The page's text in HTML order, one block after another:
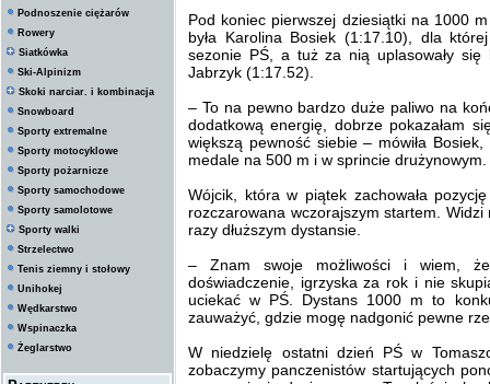
Podnoszenie ciężarów
Rowery
Siatkówka
Ski-Alpinizm
Skoki narciar. i kombinacja
Snowboard
Sporty extremalne
Sporty motocyklowe
Sporty pożarnicze
Sporty samochodowe
Sporty samolotowe
Sporty walki
Strzelectwo
Tenis ziemny i stołowy
Unihokej
Wędkarstwo
Wspinaczka
Żeglarstwo
Pod koniec pierwszej dziesiątki na 1000
była Karolina Bosiek (1:17.10), dla
sezonie PŚ, a tuż za nią uplasowały
Jabrzyk (1:17.52).
– To na pewno bardzo duże paliwo na
dodatkową energię, dobrze pokazałam
większą pewność siebie – mówiła
medale na 500 m i w sprincie drużynowym.
Wójcik, która w piątek zachowała
rozczarowana wczorajszym startem.
razy dłuższym dystansie.
– Znam swoje możliwości i wiem,
doświadczenie, igrzyska za rok i nie
uciekać w PŚ. Dystans 1000 m to
zauważyć, gdzie mogę nadgonić pewne
W niedzielę ostatni dzień PŚ w
zobaczymy panczenistów startujących